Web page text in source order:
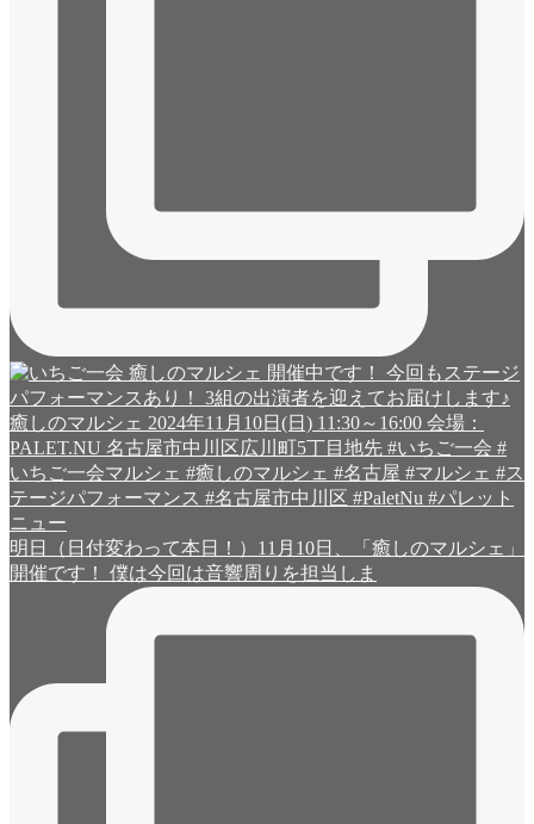
明日（日付変わって本日！）11月10日、「癒しのマルシェ」
開催です！ 僕は今回は音響周りを担当しま